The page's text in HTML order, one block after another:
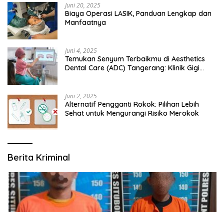
Juni 20, 2025
Biaya Operasi LASIK, Panduan Lengkap dan
Manfaatnya
Juni 4, 2025
Temukan Senyum Terbaikmu di Aesthetics
Dental Care (ADC) Tangerang: Klinik Gigi
Juni 2, 2025
Alternatif Pengganti Rokok: Pilihan Lebih
Sehat untuk Mengurangi Risiko Merokok
Berita Kriminal